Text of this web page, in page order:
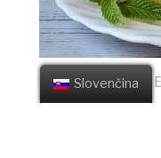
DEZERTY/
Slovenčina